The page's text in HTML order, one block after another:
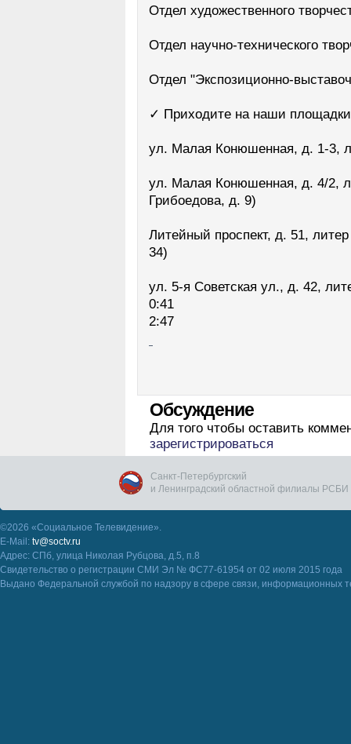
Отдел художественного
Отдел научно-технического
Отдел "Экспозиционно-
✓ Приходите на наши
ул. Малая Конюшенная, д. 1-3,
ул. Малая Конюшенная, д. 4/2,
Грибоедова, д. 9)
Литейный проспект, д. 51,
34)
ул. 5-я Советская ул., д. 42,
0:41
2:47
Обсуждение
Для того чтобы оставить
зарегистрироваться
Санкт-Петербургский
и Ленинградский областной филиалы РСБИ
©2026 «Социальное Телевидение».
E-Mail: tv@soctv.ru
Адрес: СПб, улица Николая Рубцова, д.5, п.8
Свидетельство о регистрации СМИ Эл № ФС77-61954 от 02 июля 2015 года
Выдано Федеральной службой по надзору в сфере связи, информационных